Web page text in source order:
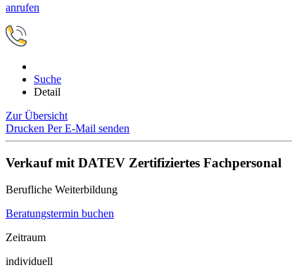
anrufen
Suche
Detail
Zur Übersicht
Drucken Per E-Mail senden
Verkauf mit DATEV Zertifiziertes Fachpersonal
Berufliche Weiterbildung
Beratungstermin buchen
Zeitraum
individuell